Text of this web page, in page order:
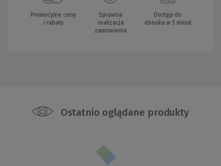
Promocyjne ceny
i rabaty
Sprawna
realizacja
zamówienia
Dostęp do
ebooka w 5 minut
Ostatnio oglądane produkty